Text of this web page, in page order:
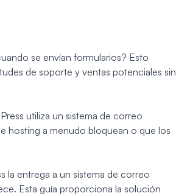
se envían formularios? Esto
de soporte y ventas potenciales sin
utiliza un sistema de correo
hosting a menudo bloquean o que los
la entrega a un sistema de correo
Esta guía proporciona la solución